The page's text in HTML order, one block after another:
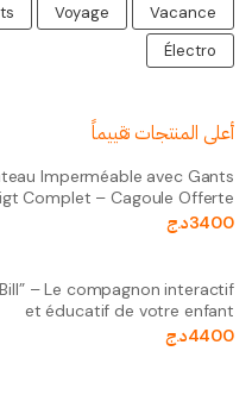
Vacance
Voyage
Électro
أعلى المنتجات تقييماً
Imperméable avec Gants
Complet – Cagoule Offerte
3400د.ج
– Le compagnon interactif
et éducatif de votre enfant
4400د.ج